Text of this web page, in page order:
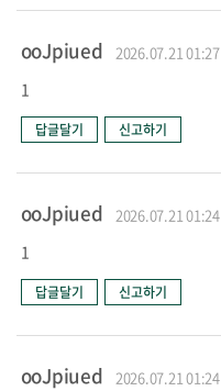
ooJpiued 2026.07.21 01:27
1
답글달기 신고하기
ooJpiued 2026.07.21 01:24
1
답글달기 신고하기
ooJpiued 2026.07.21 01:24